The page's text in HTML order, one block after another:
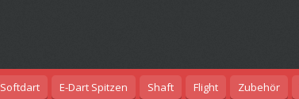
Softdart E-Dart Spitzen Shaft Flight Zubehör